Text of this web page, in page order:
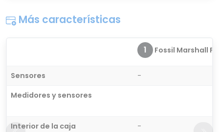
Más características
1 Fossil Marshall
Sensores
-
Medidores y sensores
Interior de la caja -